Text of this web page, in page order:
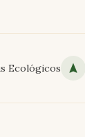
Ecológicos